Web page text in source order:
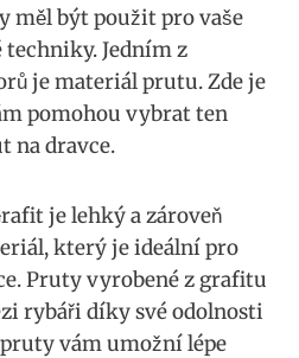
měl být použit pro ⁤vaše
Jedním z⁢
je materiál prutu. Zde je
pomohou vybrat ​ten
na dravce.
je lehký a zároveň
který ‍je ideální pro
⁤Pruty vyrobené z⁤ grafitu
rybáři ⁣díky své odolnosti
vám umožní ⁤lépe